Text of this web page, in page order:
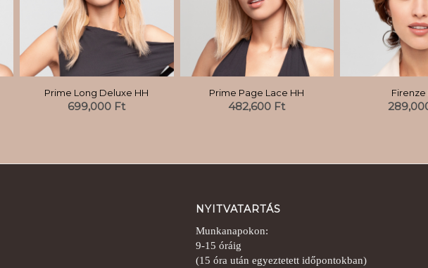
Prime Long Deluxe HH
699,000 Ft
Prime Page Lace HH
482,600 Ft
Firenze
NYITVATARTÁS
Munkanapokon:
9-15 óráig
(15 óra után egyeztetett időpontokban)